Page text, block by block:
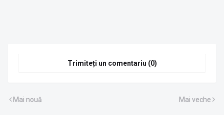
Trimiteți un comentariu (0)
Mai nouă Mai veche